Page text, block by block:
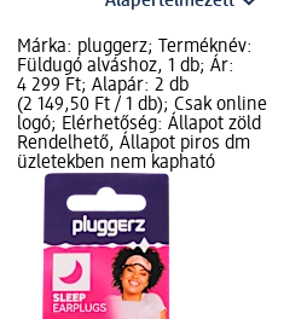
Márka: pluggerz; Terméknév:
Füldugó alváshoz, 1 db; Ár:
4 299 Ft; Alapár: 2 db
(2 149,50 Ft / 1 db); Csak online
logó; Elérhetőség: Állapot zöld
Rendelhető, Állapot piros dm
üzletekben nem kapható